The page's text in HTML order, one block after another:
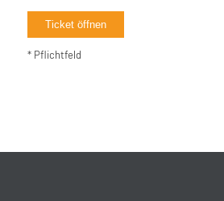
* Pflichtfeld